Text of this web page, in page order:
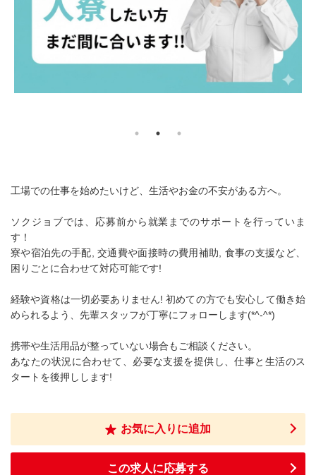
工場での仕事を始めたいけど、生活やお金の不安がある方へ。
ソクジョブでは、応募前から就業までのサポートを行っていま
す！
寮や宿泊先の手配, 交通費や面接時の費用補助, 食事の支援など、
困りごとに合わせて対応可能です!
経験や資格は一切必要ありません! 初めての方でも安心して働き始
められるよう、先輩スタッフが丁寧にフォローします(*^-^*)
携帯や生活用品が整っていない場合もご相談ください。
あなたの状況に合わせて、必要な支援を提供し、仕事と生活のス
タートを後押しします!
お気に入りに追加
この求人に応募する